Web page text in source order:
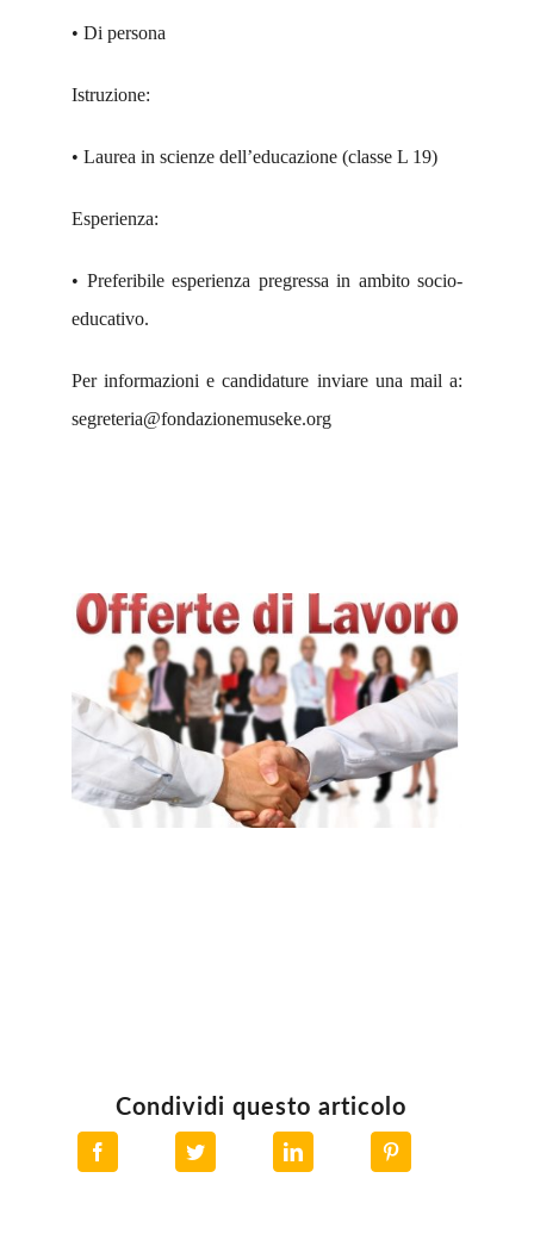
• Di persona
Istruzione:
• Laurea in scienze dell’educazione (classe L 19)
Esperienza:
• Preferibile esperienza pregressa in ambito socio-
educativo.
Per informazioni e candidature inviare una mail a:
segreteria@fondazionemuseke.org
Condividi questo articolo